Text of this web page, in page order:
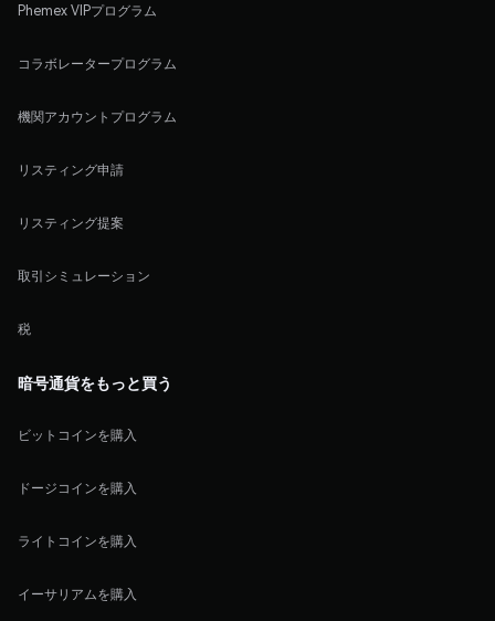
Phemex VIPプログラム
コラボレータープログラム
機関アカウントプログラム
リスティング申請
リスティング提案
取引シミュレーション
税
暗号通貨をもっと買う
ビットコインを購入
ドージコインを購入
ライトコインを購入
イーサリアムを購入